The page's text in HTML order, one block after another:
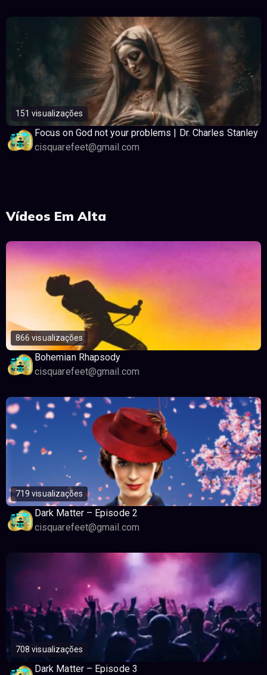
151 visualizações
Focus on God not your problems | Dr. Charles Stanley
cisquarefeet@gmail.com
Vídeos Em Alta
866 visualizações
Bohemian Rhapsody
cisquarefeet@gmail.com
719 visualizações
Dark Matter – Episode 2
cisquarefeet@gmail.com
708 visualizações
Dark Matter – Episode 3